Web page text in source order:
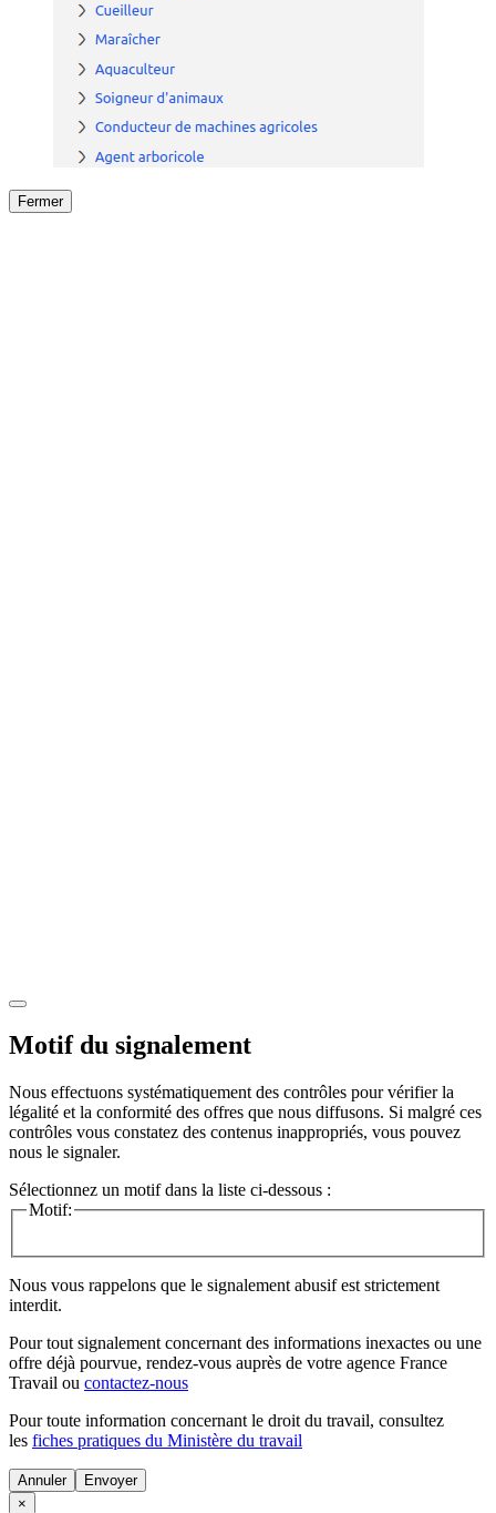
Fermer
Motif du signalement
Nous effectuons systématiquement des contrôles pour vérifier la
légalité et la conformité des offres que nous diffusons. Si malgré ces
contrôles vous constatez des contenus inappropriés, vous pouvez
nous le signaler.
Sélectionnez un motif dans la liste ci-dessous :
Motif:
Nous vous rappelons que le signalement abusif est strictement
interdit.
Pour tout signalement concernant des informations inexactes ou une
offre déjà pourvue, rendez-vous auprès de votre agence France
Travail ou contactez-nous
Pour toute information concernant le droit du travail, consultez
les fiches pratiques du Ministère du travail
Annuler
×